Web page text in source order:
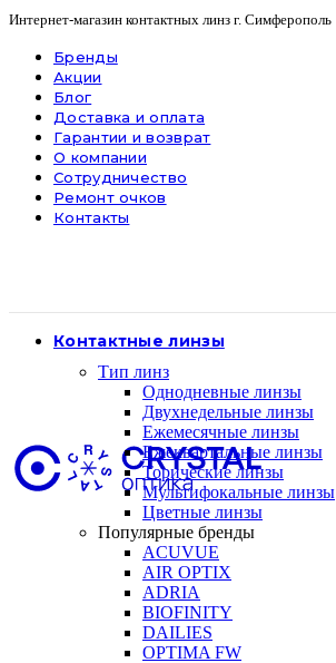
Интернет-магазин контактных линз г. Симферополь
Бренды
Акции
Блог
Доставка и оплата
Гарантии и возврат
О компании
Сотрудничество
Ремонт очков
Контакты
Контактные линзы
Тип линз
Однодневные линзы
Двухнедельные линзы
Ежемесячные линзы
Ежеквартальные линзы
Торические линзы
Мультифокальные линзы
Цветные линзы
Популярные бренды
ACUVUE
AIR OPTIX
ADRIA
BIOFINITY
DAILIES
OPTIMA FW